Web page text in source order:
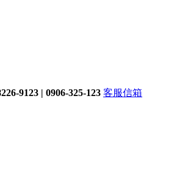
9123 | 0906-325-123 客服信箱